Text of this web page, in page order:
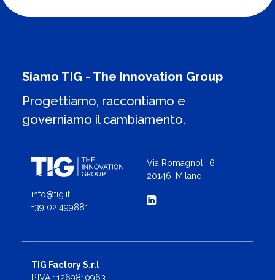
Siamo TIG - The Innovation Group
Progettiamo, raccontiamo e
governiamo il cambiamento.
info@tig.it
+39 02.499881
Via Romagnoli, 6
20146, Milano
TIG Factory S.r.l
P.IVA 11269810963